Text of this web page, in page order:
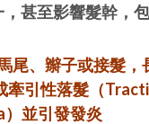
甚至影響髮幹，包
尾、辮子或接髮，
牽引性落髮（
）並引發發炎